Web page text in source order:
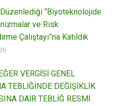
Düzenlediği “Biyoteknolojide
ve Risk
Çalıştayı”na Katıldık
VERGİSİ GENEL
TEBLİĞİNDE DEĞİŞİKLİK
DAİR TEBLİĞ RESMİ